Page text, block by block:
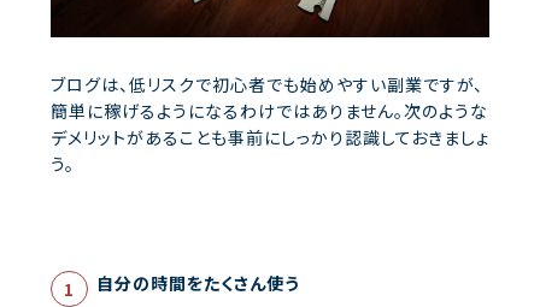
ブログは、低リスクで初心者でも始めやすい副業ですが、
簡単に稼げるようになるわけではありません。次のような
デメリットがあることも事前にしっかり認識しておきましょ
う。
自分の時間をたくさん使う